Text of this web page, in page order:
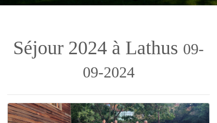
Séjour 2024 à Lathus 09-
09-2024